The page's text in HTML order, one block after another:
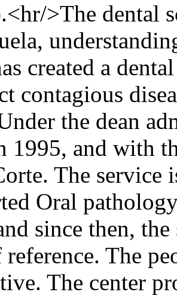
>The dental
created a
contagious
the dean
1995, and with
The service
Oral
since then,
The
The center